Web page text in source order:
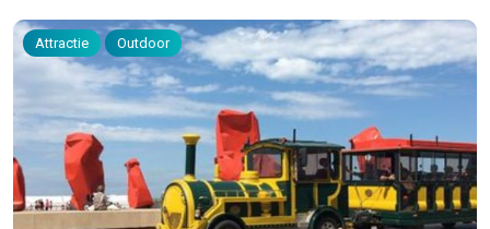
Attractie Outdoor